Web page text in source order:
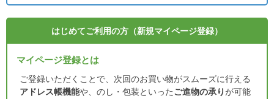
はじめてご利用の方（新規マイページ登録）
マイページ登録とは
ご登録いただくことで、次回のお買い物がスムーズに行える
アドレス帳機能や、のし・包装といったご進物の承りが可能